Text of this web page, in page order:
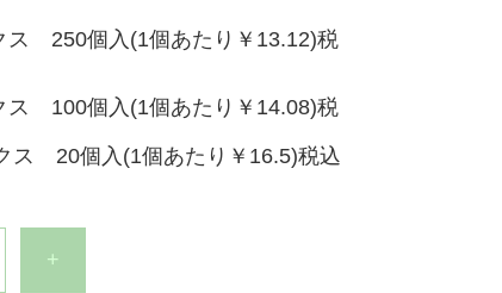
ス 250個入(1個あたり￥13.12)税
ス 100個入(1個あたり￥14.08)税
ス 20個入(1個あたり￥16.5)税込
+